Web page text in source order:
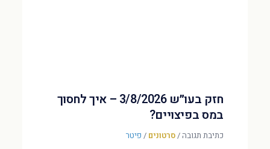
חזק בעו״ש 3/8/2026 – איך לחסוך
במס בפיצויים?
כתיבת תגובה/סרטונים / פיטר